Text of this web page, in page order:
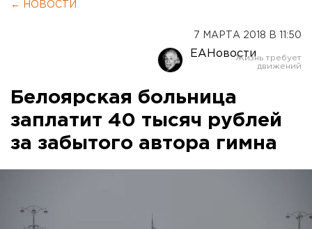
← НОВОСТИ
7 МАРТА 2018 В 11:50
ЕАНовости
Белоярская больница
заплатит 40 тысяч рублей
за забытого автора гимна